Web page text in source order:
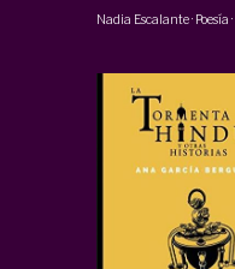
Nadia Escalante· Poesía ·